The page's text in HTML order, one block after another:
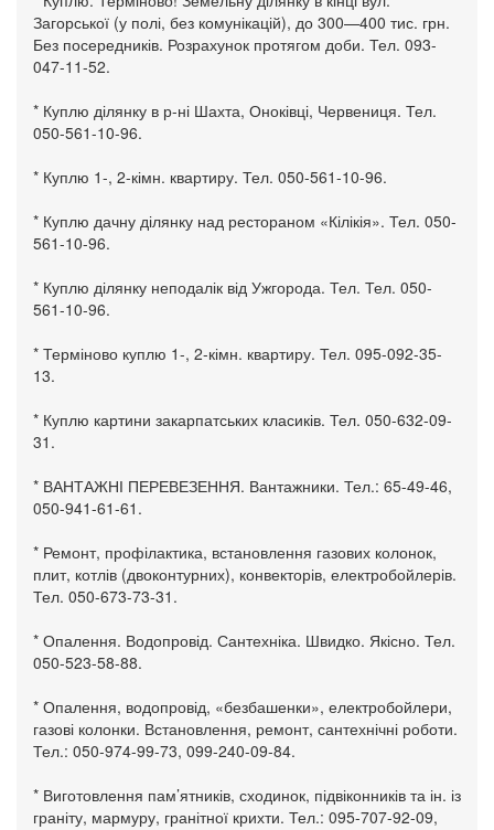
Загорської (у полі, без комунікацій), до 300—400 тис. грн.
Без посередників. Розрахунок протягом доби. Тел. 093-
047-11-52.
* Куплю ділянку в р-ні Шахта, Оноківці, Червениця. Тел.
050-561-10-96.
* Куплю 1-, 2-кімн. квартиру. Тел. 050-561-10-96.
* Куплю дачну ділянку над рестораном «Кілікія». Тел. 050-
561-10-96.
* Куплю ділянку неподалік від Ужгорода. Тел. Тел. 050-
561-10-96.
* Терміново куплю 1-, 2-кімн. квартиру. Тел. 095-092-35-
13.
* Куплю картини закарпатських класиків. Тел. 050-632-09-
31.
* ВАНТАЖНІ ПЕРЕВЕЗЕННЯ. Вантажники. Тел.: 65-49-46,
050-941-61-61.
* Ремонт, профілактика, встановлення газових колонок,
плит, котлів (двоконтурних), конвекторів, електробойлерів.
Тел. 050-673-73-31.
* Опалення. Водопровід. Сантехніка. Швидко. Якісно. Тел.
050-523-58-88.
* Опалення, водопровід, «безбашенки», електробойлери,
газові колонки. Встановлення, ремонт, сантехнічні роботи.
Тел.: 050-974-99-73, 099-240-09-84.
* Виготовлення пам’ятників, сходинок, підвіконників та ін. із
граніту, мармуру, гранітної крихти. Тел.: 095-707-92-09,